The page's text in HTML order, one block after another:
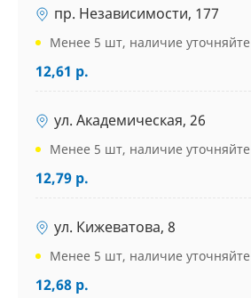
пр. Независимости, 177
Менее 5 шт, наличие уточняйте
12,61 р.
ул. Академическая, 26
Менее 5 шт, наличие уточняйте
12,79 р.
ул. Кижеватова, 8
Менее 5 шт, наличие уточняйте
12,68 р.